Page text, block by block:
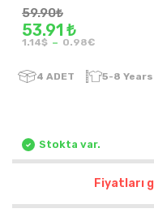
59.90₺
53.91 ₺
1.14$ - 0.98€
4 ADET 5-8 Years
Stokta var.
Fiyatları